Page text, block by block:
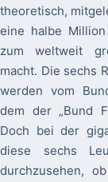
theoretisch,
eine halbe Million
zum weltweit
macht. Die sechs
werden vom
dem der „Bund
Doch bei der
diese sechs
durchzusehen,